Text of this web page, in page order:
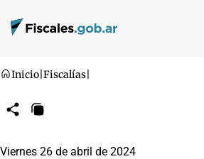
Inicio Fiscalías
CompartirCopiar
Viernes 26 de abril de 2024